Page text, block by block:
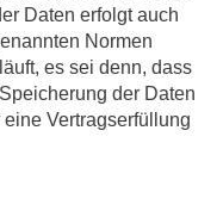
Daten erfolgt auch
Normen
es sei denn, dass
der Daten
Vertragserfüllung